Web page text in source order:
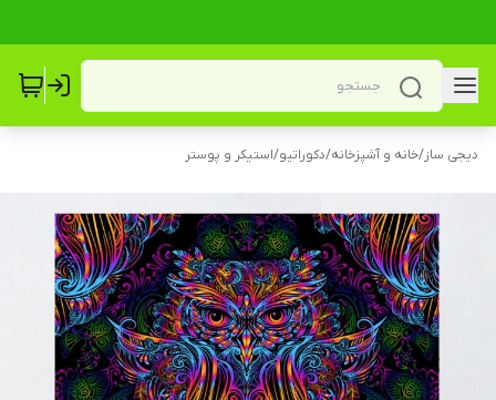
دیجی ساز/خانه و آشپزخانه/دکوراتیو/استیکر و پوستر